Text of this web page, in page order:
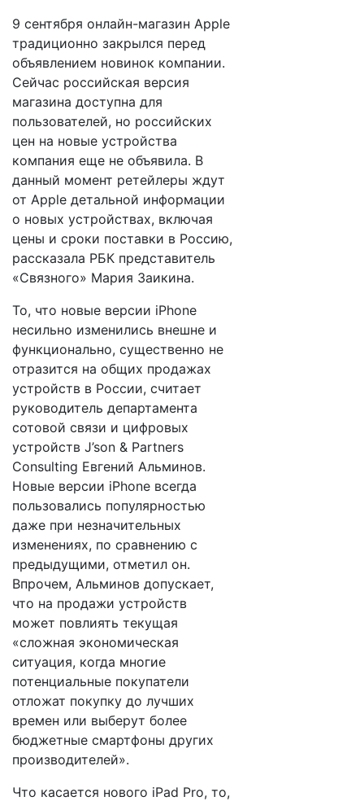
9 сентября онлайн-магазин Apple
традиционно закрылся перед
объявлением новинок компании.
Сейчас российская версия
магазина доступна для
пользователей, но российских
цен на новые устройства
компания еще не объявила. В
данный момент ретейлеры ждут
от Apple детальной информации
о новых устройствах, включая
цены и сроки поставки в Россию,
рассказала РБК представитель
«Связного» Мария Заикина.
То, что новые версии iPhone
несильно изменились внешне и
функционально, существенно не
отразится на общих продажах
устройств в России, считает
руководитель департамента
сотовой связи и цифровых
устройств J’son & Partners
Consulting Евгений Альминов.
Новые версии iPhone всегда
пользовались популярностью
даже при незначительных
изменениях, по сравнению с
предыдущими, отметил он.
Впрочем, Альминов допускает,
что на продажи устройств
может повлиять текущая
«сложная экономическая
ситуация, когда многие
потенциальные покупатели
отложат покупку до лучших
времен или выберут более
бюджетные смартфоны других
производителей».
Что касается нового iPad Pro, то,